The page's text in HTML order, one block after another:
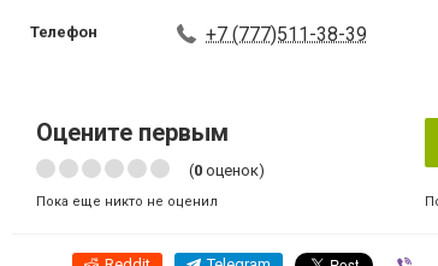
Телефон +7 (777)511-38-39
Оцените первым
(0 оценок)
Пока еще никто не оценил